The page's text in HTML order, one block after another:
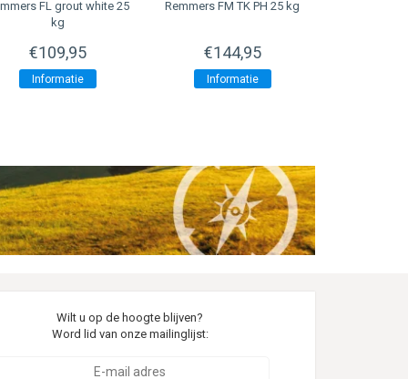
FL grout white 25
kg
€109,95
Informatie
Remmers FM TK PH 25 kg
€144,95
Informatie
Wilt u op de hoogte blijven?
Word lid van onze mailinglijst: